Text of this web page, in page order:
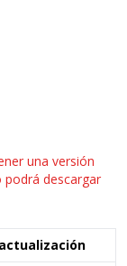
una versión
podrá descargar